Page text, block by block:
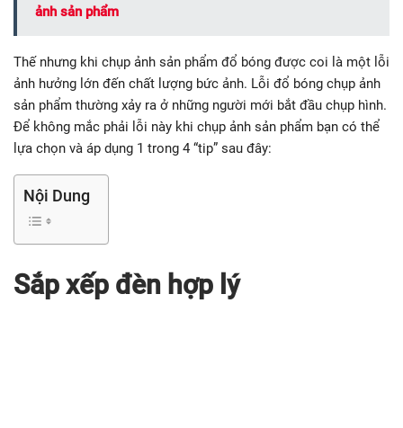
ảnh sản phẩm
Thế nhưng khi chụp ảnh sản phẩm đổ bóng được coi là một lỗi
ảnh hưởng lớn đến chất lượng bức ảnh. Lỗi đổ bóng chụp ảnh
sản phẩm thường xảy ra ở những người mới bắt đầu chụp hình.
Để không mắc phải lỗi này khi chụp ảnh sản phẩm bạn có thể
lựa chọn và áp dụng 1 trong 4 “tip” sau đây:
Nội Dung
Sắp xếp đèn hợp lý